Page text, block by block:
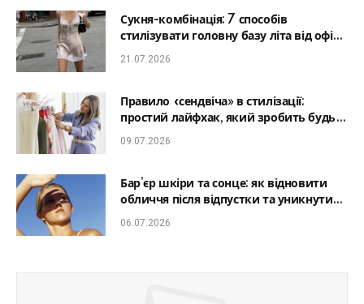
Сукня-комбінація: 7 способів
стилізувати головну базу літа від офісу
до романтичної вечері
21.07.2026
Правило «сендвіча» в стилізації:
простий лайфхак, який зробить будь-
який образ гармонійним
09.07.2026
Бар’єр шкіри та сонце: як відновити
обличчя після відпустки та уникнути
фотостаріння
06.07.2026